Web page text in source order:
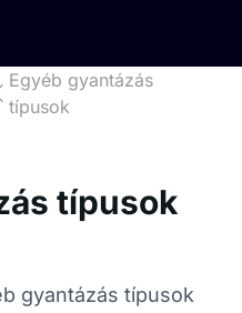
Egyéb gyantázás
típusok
típusok
gyantázás típusok